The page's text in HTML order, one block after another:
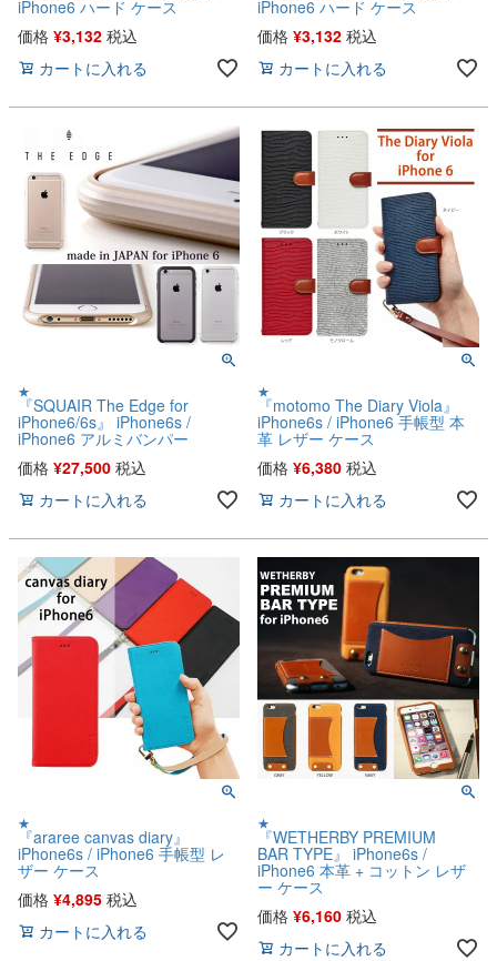
iPhone6 ハード ケース
価格 ¥3,132 税込
カートに入れる
iPhone6 ハード ケース
価格 ¥3,132 税込
カートに入れる
★
『SQUAIR The Edge for
iPhone6/6s』 iPhone6s /
iPhone6 アルミバンパー
価格 ¥27,500 税込
カートに入れる
★
『motomo The Diary Viola』
iPhone6s / iPhone6 手帳型 本
革 レザー ケース
価格 ¥6,380 税込
カートに入れる
★
『araree canvas diary』
iPhone6s / iPhone6 手帳型 レ
ザー ケース
価格 ¥4,895 税込
カートに入れる
★
『WETHERBY PREMIUM
BAR TYPE』 iPhone6s /
iPhone6 本革 + コットン レザ
ー ケース
価格 ¥6,160 税込
カートに入れる